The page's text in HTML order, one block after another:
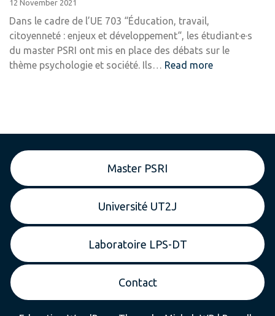
12 November 2021
Dans le cadre de l’UE 703 “Éducation, travail,
citoyenneté : enjeux et développement“, les étudiant·e·s
du master PSRI ont mis en place des débats sur le
thème psychologie et société. Ils… Read more:
:
“Psychologie
Master PSRI
Université UT2J
Laboratoire LPS-DT
Contact